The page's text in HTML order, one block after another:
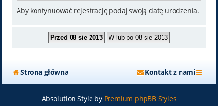
Aby kontynuować rejestrację podaj swoją datę urodzenia.
Strona główna Kontakt z nami
Absolution Style by Premium phpBB Styles